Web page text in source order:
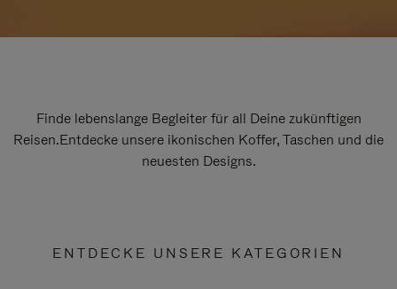
Finde lebenslange Begleiter für all Deine zukünftigen
Reisen.Entdecke unsere ikonischen Koffer, Taschen und die
neuesten Designs.
ENTDECKE UNSERE KATEGORIEN